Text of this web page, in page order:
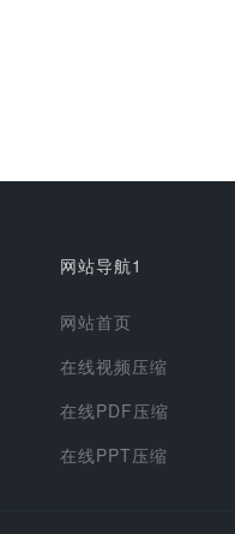
网站导航1
网站首页
在线视频压缩
在线PDF压缩
在线PPT压缩